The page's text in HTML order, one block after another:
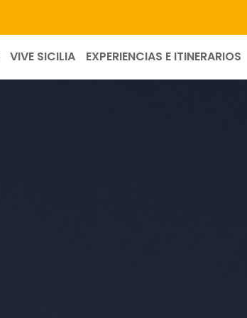
VIVE SICILIA EXPERIENCIAS E ITINERARIOS